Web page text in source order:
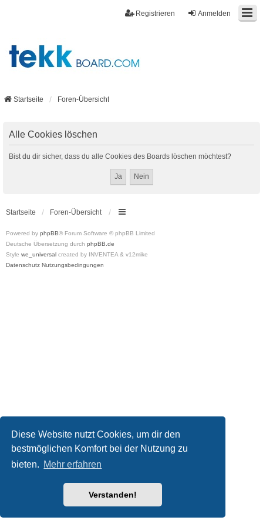
Diese Website nutzt Cookies, um dir den
bestmöglichen Komfort bei der Nutzung zu
bieten. Mehr erfahren
Verstanden!
Anmelden
Registrieren
Startseite Foren-Übersicht
Alle Cookies löschen
Bist du dir sicher, dass du alle Cookies des Boards löschen möchtest?
Startseite Foren-Übersicht
Powered by phpBB® Forum Software © phpBB Limited
Deutsche Übersetzung durch phpBB.de
Style we_universal created by INVENTEA & v12mike
Datenschutz Nutzungsbedingungen